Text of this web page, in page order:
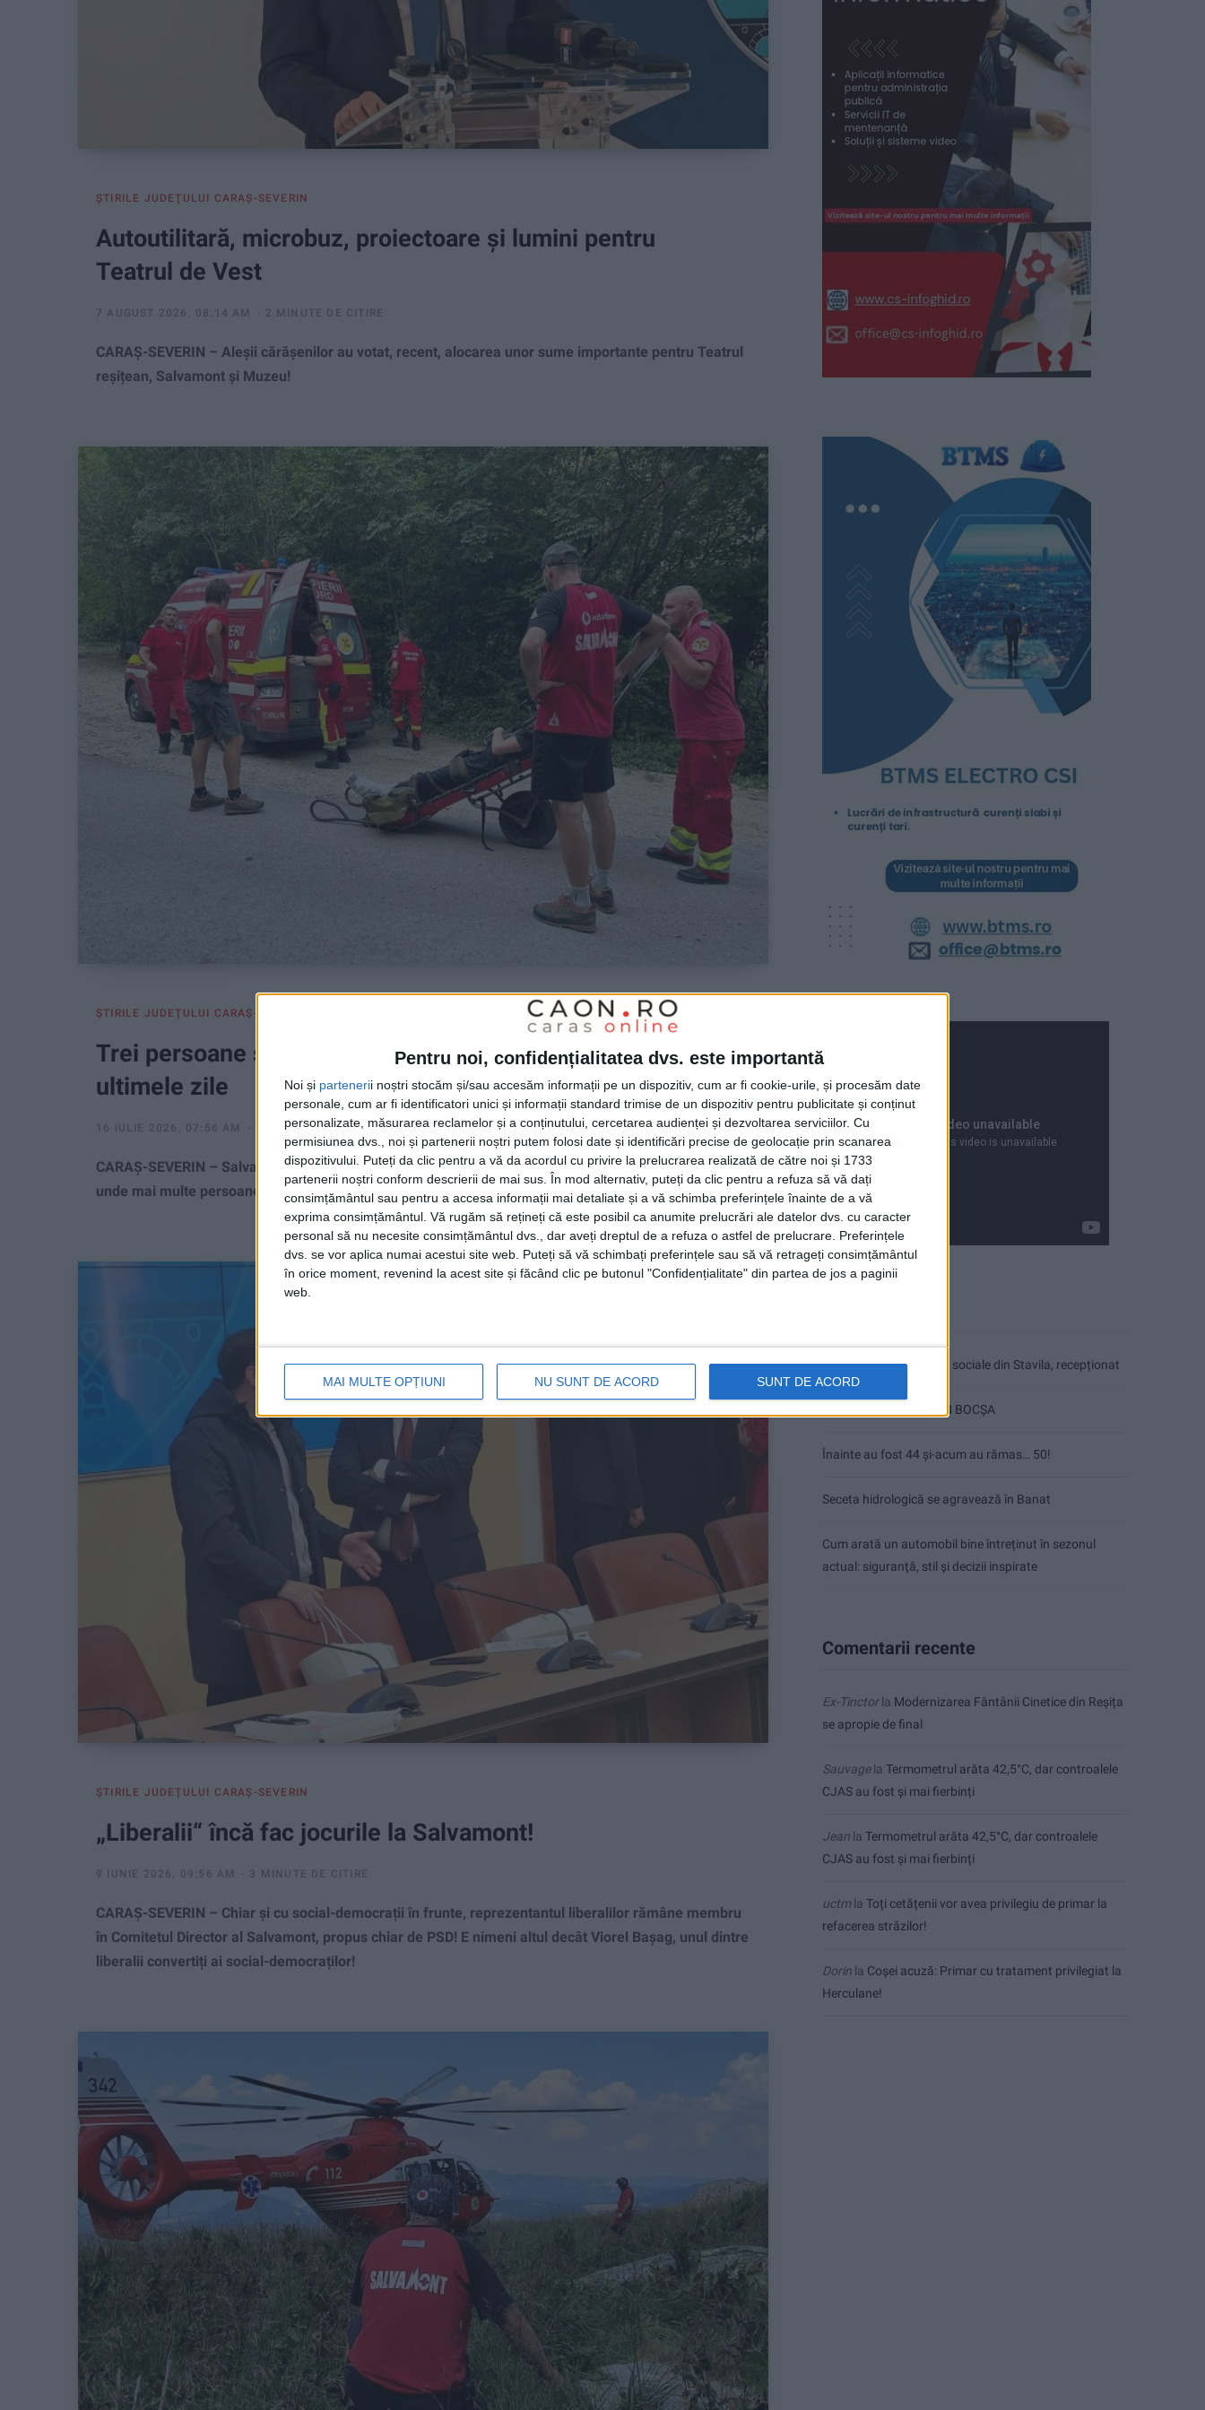
Pentru noi, confidențialitatea dvs. este importantă
Noi și partenerii noștri stocăm și/sau accesăm informații pe un dispozitiv, cum ar fi cookie-urile, și procesăm date
personale, cum ar fi identificatori unici și informații standard trimise de un dispozitiv pentru publicitate și conținut
personalizate, măsurarea reclamelor și a conținutului, cercetarea audienței și dezvoltarea serviciilor. Cu
permisiunea dvs., noi și partenerii noștri putem folosi date și identificări precise de geolocație prin scanarea
dispozitivului. Puteți da clic pentru a vă da acordul cu privire la prelucrarea realizată de către noi și 1733
partenerii noștri conform descrierii de mai sus. În mod alternativ, puteți da clic pentru a refuza să vă dați
consimțământul sau pentru a accesa informații mai detaliate și a vă schimba preferințele înainte de a vă
exprima consimțământul. Vă rugăm să rețineți că este posibil ca anumite prelucrări ale datelor dvs. cu caracter
personal să nu necesite consimțământul dvs., dar aveți dreptul de a refuza o astfel de prelucrare. Preferințele
dvs. se vor aplica numai acestui site web. Puteți să vă schimbați preferințele sau să vă retrageți consimțământul
în orice moment, revenind la acest site și făcând clic pe butonul "Confidențialitate" din partea de jos a paginii
web.
MAI MULTE OPȚIUNI NU SUNT DE ACORD SUNT DE ACORD
ŞTIRILE JUDEŢULUI CARAŞ-SEVERIN
Autoutilitară, microbuz, proiectoare și lumini pentru
Teatrul de Vest
7 AUGUST 2026, 08:14 AM 2 MINUTE DE CITIRE
CARAȘ-SEVERIN – Aleșii cărășenilor au votat, recent, alocarea unor sume importante pentru Teatrul
reșițean, Salvamont și Muzeu!
ŞTIRILE JUDEŢULUI CARAŞ-SEVERIN
Trei persoane salvate de Salvamontul cărășean în
ultimele zile
16 IULIE 2026, 07:56 AM 1 MINUT DE CITIRE
CARAȘ-SEVERIN – Salvatorii au intervenit în Cheile Carașului, Cheile Nerei și zona Semenic-Gărâna,
unde mai multe persoane s-au aflat în dificultate pe diferite trasee turistice!
ŞTIRILE JUDEŢULUI CARAŞ-SEVERIN
„Liberalii“ încă fac jocurile la Salvamont!
9 IUNIE 2026, 09:56 AM 3 MINUTE DE CITIRE
CARAȘ-SEVERIN – Chiar și cu social-democrații în frunte, reprezentantul liberalilor rămâne membru
în Comitetul Director al Salvamont, propus chiar de PSD! E nimeni altul decât Viorel Bașag, unul dintre
liberalii convertiți ai social-democraților!
Ultimul bloc de locuințe sociale din Stavila, recepționat
ANUNŢ OPRIRE APĂ ÎN BOCȘA
Înainte au fost 44 și-acum au rămas… 50!
Seceta hidrologică se agravează în Banat
Cum arată un automobil bine întreținut în sezonul
actual: siguranță, stil și decizii inspirate
Comentarii recente
Ex-Tinctorla Modernizarea Fântânii Cinetice din Reșița
se apropie de final
Sauvagela Termometrul arăta 42,5°C, dar controalele
CJAS au fost și mai fierbinți
Jean la Termometrul arăta 42,5°C, dar controalele
CJAS au fost și mai fierbinți
uctmla Toți cetățenii vor avea privilegiu de primar la
refacerea străzilor!
Dorin la Coșei acuză: Primar cu tratament privilegiat la
Herculane!